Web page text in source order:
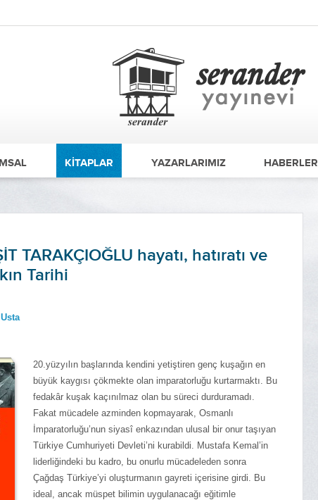
KİTAPLAR YAZARLARIMIZ HABERLER
TARAKÇIOĞLU hayatı, hatıratı ve
Tarihi
20.yüzyılın başlarında kendini yetiştiren genç kuşağın en
büyük kaygısı çökmekte olan imparatorluğu kurtarmaktı. Bu
fedakâr kuşak kaçınılmaz olan bu süreci durduramadı.
Fakat mücadele azminden kopmayarak, Osmanlı
İmparatorluğu’nun siyasî enkazından ulusal bir onur taşıyan
Türkiye Cumhuriyeti Devleti’ni kurabildi. Mustafa Kemal’in
liderliğindeki bu kadro, bu onurlu mücadeleden sonra
Çağdaş Türkiye’yi oluşturmanın gayreti içerisine girdi. Bu
ideal, ancak müspet bilimin uygulanacağı eğitimle